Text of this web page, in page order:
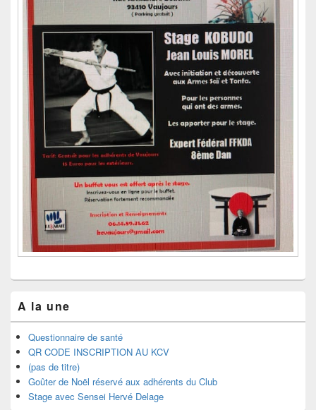
A la une
Questionnaire de santé
QR CODE INSCRIPTION AU KCV
(pas de titre)
Goûter de Noël réservé aux adhérents du Club
Stage avec Sensei Hervé Delage